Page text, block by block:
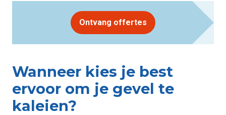
Ontvang offertes
Wanneer kies je best
ervoor om je gevel te
kaleien?